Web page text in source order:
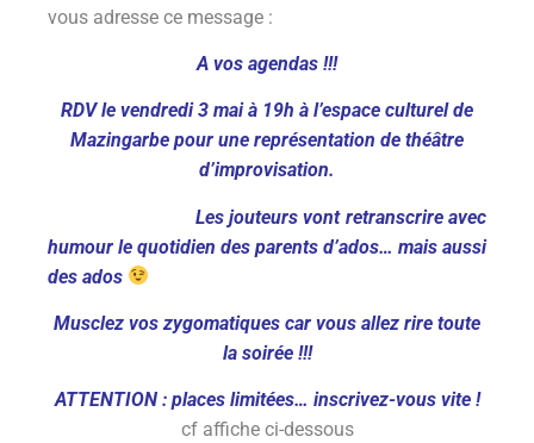
vous adresse ce message :
A vos agendas !!!
RDV le vendredi 3 mai à 19h à l’espace culturel de
Mazingarbe pour une représentation de théâtre
d’improvisation.
Les jouteurs vont retranscrire avec
humour le quotidien des parents d’ados… mais aussi
des ados
Musclez vos zygomatiques car vous allez rire toute
la soirée !!!
ATTENTION : places limitées… inscrivez-vous vite !
cf affiche ci-dessous